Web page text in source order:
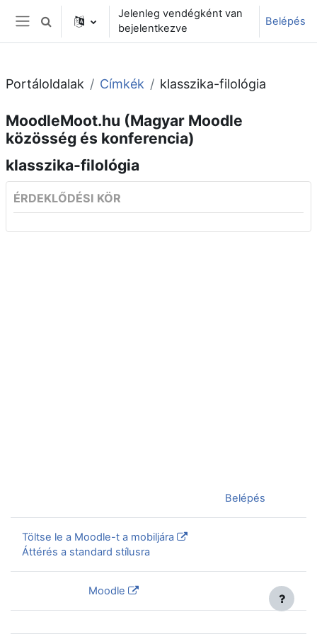
Tovább a fő tartalomhoz
Oldalpanel
Keresési bemeneti adatok váltása
Jelenleg vendégként van
bejelentkezve
Belépés
Portáloldalak Címkék klasszika-filológia
MoodleMoot.hu (Magyar Moodle
közösség és konferencia)
klasszika-filológia
ÉRDEKLŐDÉSI KÖR
Belépés
Töltse le a Moodle-t a mobiljára
Áttérés a standard stílusra
Moodle